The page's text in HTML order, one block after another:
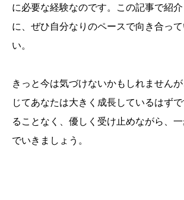
に必要な経験なのです。この記事で紹
に、ぜひ自分なりのペースで向き合っ
い。
きっと今は気づけないかもしれません
じてあなたは大きく成長しているはず
ることなく、優しく受け止めながら、
でいきましょう。